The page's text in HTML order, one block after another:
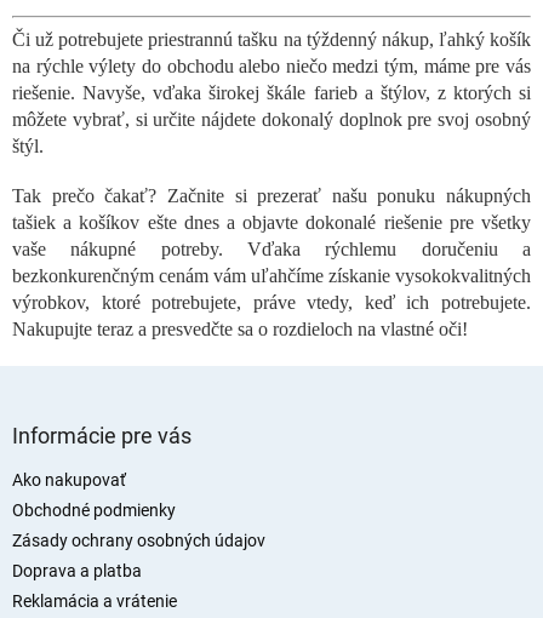
l
á
d
a
c
r
v
k
y
v
ý
Či už potrebujete priestrannú tašku na týždenný nákup, ľahký košík
na rýchle výlety do obchodu alebo niečo medzi tým, máme pre vás
riešenie. Navyše, vďaka širokej škále farieb a štýlov, z ktorých si
môžete vybrať, si určite nájdete dokonalý doplnok pre svoj osobný
štýl.
Tak prečo čakať? Začnite si prezerať našu ponuku nákupných
tašiek a košíkov ešte dnes a objavte dokonalé riešenie pre všetky
vaše nákupné potreby. Vďaka rýchlemu doručeniu a
bezkonkurenčným cenám vám uľahčíme získanie vysokokvalitných
výrobkov, ktoré potrebujete, práve vtedy, keď ich potrebujete.
Nakupujte teraz a presvedčte sa o rozdieloch na vlastné oči!
Informácie pre vás
Ako nakupovať
Obchodné podmienky
Zásady ochrany osobných údajov
Doprava a platba
Reklamácia a vrátenie